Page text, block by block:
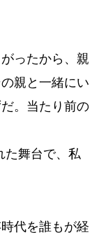
ったから、親
親と一緒にい
。当たり前の
た舞台で、私
代を誰もが経